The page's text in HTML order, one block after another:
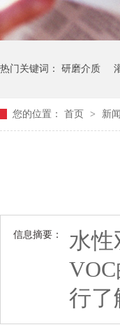
热门关键词： 研磨介质
您的位置： 首页 > 新
信息摘要：
水性
行